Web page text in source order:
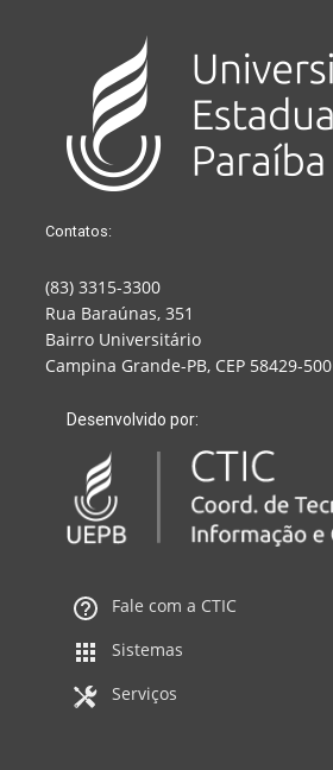
Contatos:
(83) 3315-3300
Rua Baraúnas, 351
Bairro Universitário
Campina Grande-PB, CEP 58429-500
Desenvolvido por:
Fale com a CTIC
Sistemas
Serviços